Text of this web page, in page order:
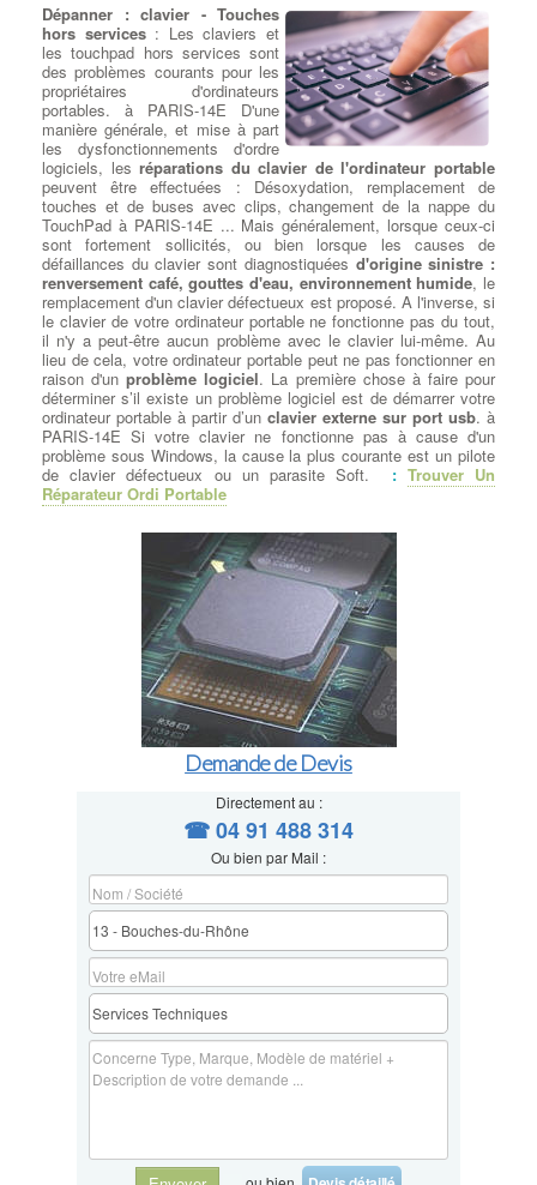
Dépanner : clavier - Touches
hors services: Les claviers et
les touchpad hors services sont
des problèmes courants pour les
propriétaires d'ordinateurs
portables. à PARIS-14E D'une
manière générale, et mise à part
les dysfonctionnements d'ordre
logiciels, lesréparations du clavier de l'ordinateur portable
peuvent être effectuées : Désoxydation, remplacement de
touches et de buses avec clips, changement de la nappe du
TouchPad à PARIS-14E ... Mais généralement, lorsque ceux-ci
sont fortement sollicités, ou bien lorsque les causes de
défaillances du clavier sont diagnostiquées d'origine sinistre :
renversement café, gouttes d'eau, environnement humide, le
remplacement d'un clavier défectueux est proposé. A l'inverse, si
le clavier de votre ordinateur portable ne fonctionne pas du tout,
il n'y a peut-être aucun problème avec le clavier lui-même. Au
lieu de cela, votre ordinateur portable peut ne pas fonctionner en
raison d'unproblème logiciel. La première chose à faire pour
déterminer s’il existe un problème logiciel est de démarrer votre
ordinateur portable à partir d’un clavier externe sur port usb. à
PARIS-14E Si votre clavier ne fonctionne pas à cause d'un
problème sous Windows, la cause la plus courante est un pilote
de clavier défectueux ou un parasite Soft. : Trouver Un
Réparateur Ordi Portable
Demande de Devis
Directement au :
☎ 04 91 488 314
Ou bien par Mail :